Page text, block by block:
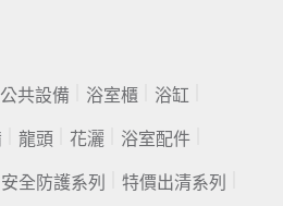
公共設備 浴室櫃 浴缸
龍頭 花灑 浴室配件
安全防護系列 特價出清系列